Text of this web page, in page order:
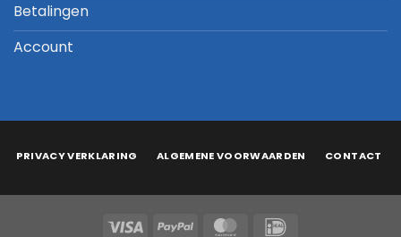
Betalingen
Account
PRIVACY VERKLARING ALGEMENE VOORWAARDEN CONTACT